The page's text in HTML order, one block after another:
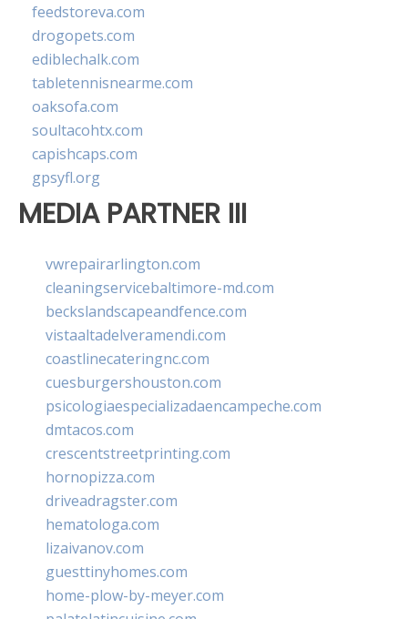
feedstoreva.com
drogopets.com
ediblechalk.com
tabletennisnearme.com
oaksofa.com
soultacohtx.com
capishcaps.com
gpsyfl.org
MEDIA PARTNER III
vwrepairarlington.com
cleaningservicebaltimore-md.com
beckslandscapeandfence.com
vistaaltadelveramendi.com
coastlinecateringnc.com
cuesburgershouston.com
psicologiaespecializadaencampeche.com
dmtacos.com
crescentstreetprinting.com
hornopizza.com
driveadragster.com
hematologa.com
lizaivanov.com
guesttinyhomes.com
home-plow-by-meyer.com